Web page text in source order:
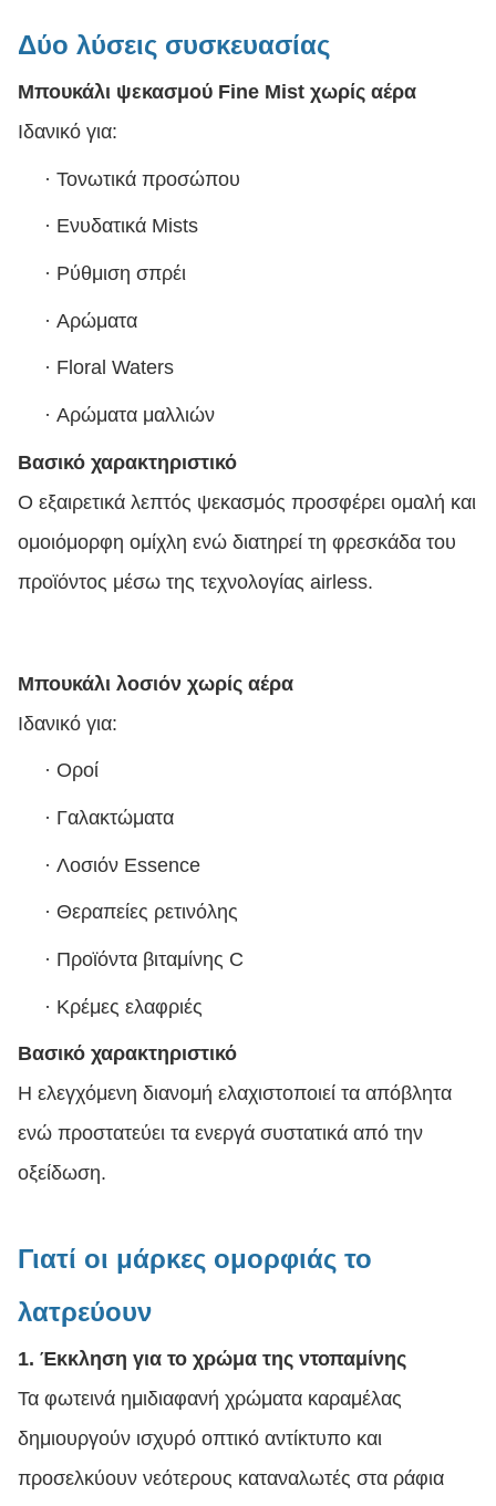
Δύο λύσεις συσκευασίας
Μπουκάλι ψεκασμού Fine Mist χωρίς αέρα
Ιδανικό για:
· Τονωτικά προσώπου
· Ενυδατικά Mists
· Ρύθμιση σπρέι
· Αρώματα
· Floral Waters
· Αρώματα μαλλιών
Βασικό χαρακτηριστικό
Ο εξαιρετικά λεπτός ψεκασμός προσφέρει ομαλή και
ομοιόμορφη ομίχλη ενώ διατηρεί τη φρεσκάδα του
προϊόντος μέσω της τεχνολογίας airless.
Μπουκάλι λοσιόν χωρίς αέρα
Ιδανικό για:
· Οροί
· Γαλακτώματα
· Λοσιόν Essence
· Θεραπείες ρετινόλης
· Προϊόντα βιταμίνης C
· Κρέμες ελαφριές
Βασικό χαρακτηριστικό
Η ελεγχόμενη διανομή ελαχιστοποιεί τα απόβλητα
ενώ προστατεύει τα ενεργά συστατικά από την
οξείδωση.
Γιατί οι μάρκες ομορφιάς το
λατρεύουν
1. Έκκληση για το χρώμα της ντοπαμίνης
Τα φωτεινά ημιδιαφανή χρώματα καραμέλας
δημιουργούν ισχυρό οπτικό αντίκτυπο και
προσελκύουν νεότερους καταναλωτές στα ράφια